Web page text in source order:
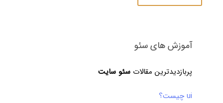
آموزش های سئو
پربازدیدترین مقالات سئو سایت
ui چیست؟